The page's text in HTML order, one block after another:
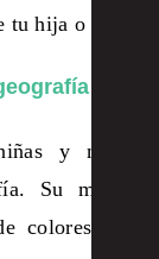
tu hija o hijo.
y niños
Su mayor
colores que